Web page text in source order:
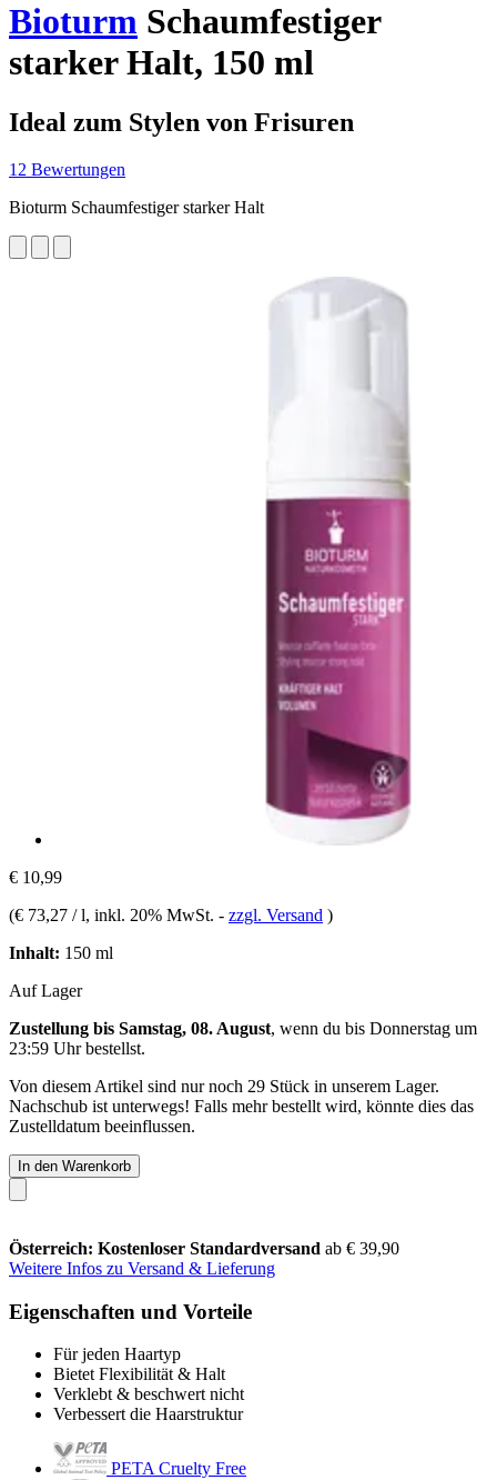
Bioturm Schaumfestiger
starker Halt, 150 ml
Ideal zum Stylen von Frisuren
12 Bewertungen
Bioturm Schaumfestiger starker Halt
€ 10,99
(€ 73,27 / l, inkl. 20% MwSt. - zzgl. Versand )
Inhalt: 150 ml
Auf Lager
Zustellung bis Samstag, 08. August, wenn du bis Donnerstag um
23:59 Uhrbestellst.
Von diesem Artikel sind nur noch 29 Stück in unserem Lager.
Nachschub ist unterwegs! Falls mehr bestellt wird, könnte dies das
Zustelldatum beeinflussen.
In den Warenkorb
Österreich: Kostenloser Standardversand ab € 39,90
Weitere Infos zu Versand & Lieferung
Eigenschaften und Vorteile
Für jeden Haartyp
Bietet Flexibilität & Halt
Verklebt & beschwert nicht
Verbessert die Haarstruktur
PETA Cruelty Free